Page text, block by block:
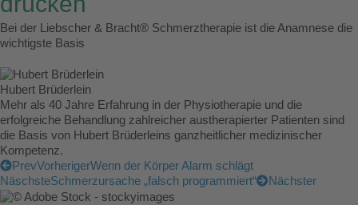
Bei der Liebscher & Bracht® Schmerztherapie ist die Anamnese die
wichtigste Basis
Hubert Brüderlein
Mehr als 40 Jahre Erfahrung in der Physiotherapie und die
erfolgreiche Behandlung zahlreicher austherapierter Patienten sind
die Basis von Hubert Brüderleins ganzheitlicher medizinischer
Kompetenz.
PrevVorherigerWenn der Körper Alarm schlägt
NäschsteSchmerzursache „falsch programmiert“ Nächster